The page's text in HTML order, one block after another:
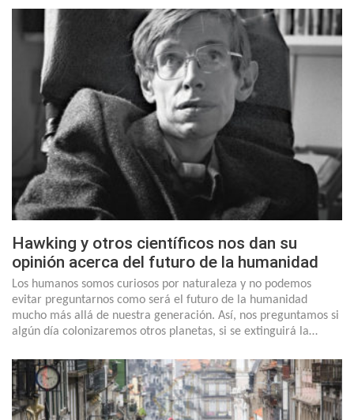
Hawking y otros científicos nos dan su
opinión acerca del futuro de la humanidad
Los humanos somos curiosos por naturaleza y no podemos
evitar preguntarnos como será el futuro de la humanidad
mucho más allá de nuestra generación. Así, nos preguntamos si
algún día colonizaremos otros planetas, si se extinguirá la…